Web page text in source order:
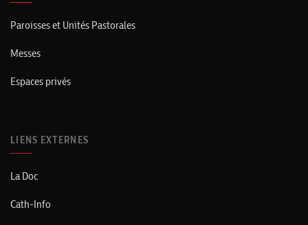
Paroisses et Unités Pastorales
Messes
Espaces privés
LIENS EXTERNES
La Doc
Cath-Info